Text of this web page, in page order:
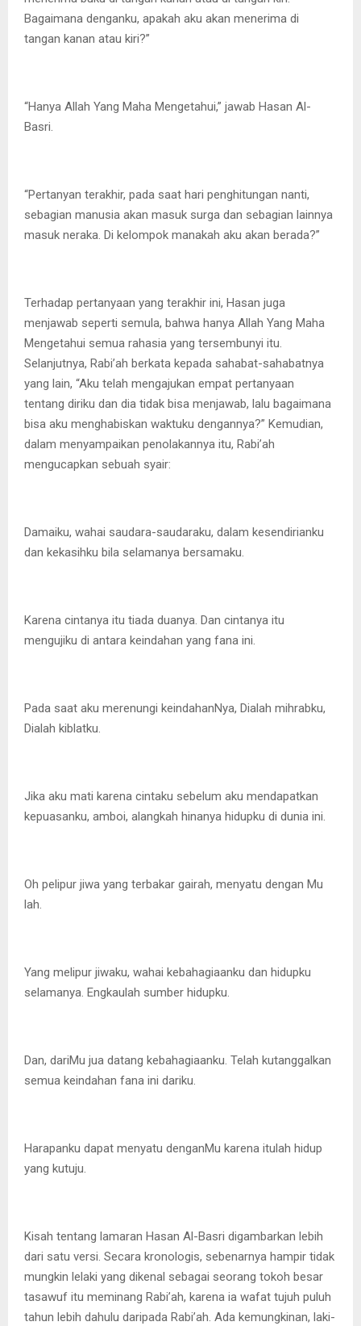
Bagaimana denganku, apakah aku akan menerima di
tangan kanan atau kiri?”
“Hanya Allah Yang Maha Mengetahui,” jawab Hasan Al-
Basri.
“Pertanyan terakhir, pada saat hari penghitungan nanti,
sebagian manusia akan masuk surga dan sebagian lainnya
masuk neraka. Di kelompok manakah aku akan berada?”
Terhadap pertanyaan yang terakhir ini, Hasan juga
menjawab seperti semula, bahwa hanya Allah Yang Maha
Mengetahui semua rahasia yang tersembunyi itu.
Selanjutnya, Rabi’ah berkata kepada sahabat-sahabatnya
yang lain, “Aku telah mengajukan empat pertanyaan
tentang diriku dan dia tidak bisa menjawab, lalu bagaimana
bisa aku menghabiskan waktuku dengannya?” Kemudian,
dalam menyampaikan penolakannya itu, Rabi’ah
mengucapkan sebuah syair:
Damaiku, wahai saudara-saudaraku, dalam kesendirianku
dan kekasihku bila selamanya bersamaku.
Karena cintanya itu tiada duanya. Dan cintanya itu
mengujiku di antara keindahan yang fana ini.
Pada saat aku merenungi keindahanNya, Dialah mihrabku,
Dialah kiblatku.
Jika aku mati karena cintaku sebelum aku mendapatkan
kepuasanku, amboi, alangkah hinanya hidupku di dunia ini.
Oh pelipur jiwa yang terbakar gairah, menyatu dengan Mu
lah.
Yang melipur jiwaku, wahai kebahagiaanku dan hidupku
selamanya. Engkaulah sumber hidupku.
Dan, dariMu jua datang kebahagiaanku. Telah kutanggalkan
semua keindahan fana ini dariku.
Harapanku dapat menyatu denganMu karena itulah hidup
yang kutuju.
Kisah tentang lamaran Hasan Al-Basri digambarkan lebih
dari satu versi. Secara kronologis, sebenarnya hampir tidak
mungkin lelaki yang dikenal sebagai seorang tokoh besar
tasawuf itu meminang Rabi’ah, karena ia wafat tujuh puluh
tahun lebih dahulu daripada Rabi’ah. Ada kemungkinan, laki-